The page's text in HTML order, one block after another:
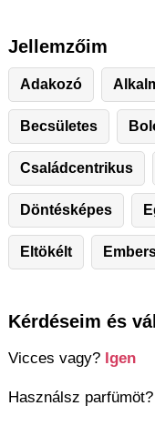
Jellemzőim
Adakozó
Becsületes
Családcentrikus
Döntésképes
Eltökélt
Kérdéseim és
Vicces vagy? Igen
Használsz parfümöt?